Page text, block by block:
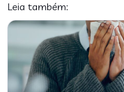
Leia também: